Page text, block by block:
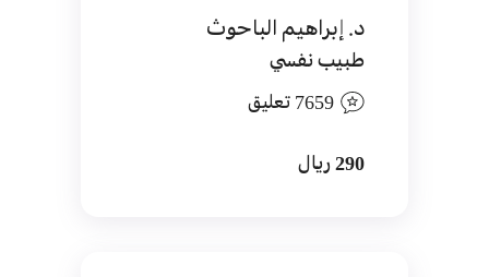
د. إبراهيم الباحوث
طبيب نفسي
7659 تعليق
290 ريال